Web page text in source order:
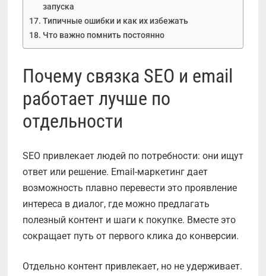
запуска
Типичные ошибки и как их избежать
Что важно помнить постоянно
Почему связка SEO и email
работает лучше по
отдельности
SEO привлекает людей по потребности: они ищут
ответ или решение. Email-маркетинг дает
возможность плавно перевести это проявление
интереса в диалог, где можно предлагать
полезный контент и шаги к покупке. Вместе это
сокращает путь от первого клика до конверсии.
Отдельно контент привлекает, но не удерживает.